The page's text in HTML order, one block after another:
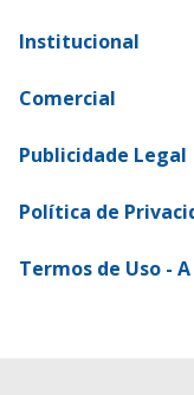
Institucional
Comercial
Publicidade Legal
Política de
Termos de Uso -